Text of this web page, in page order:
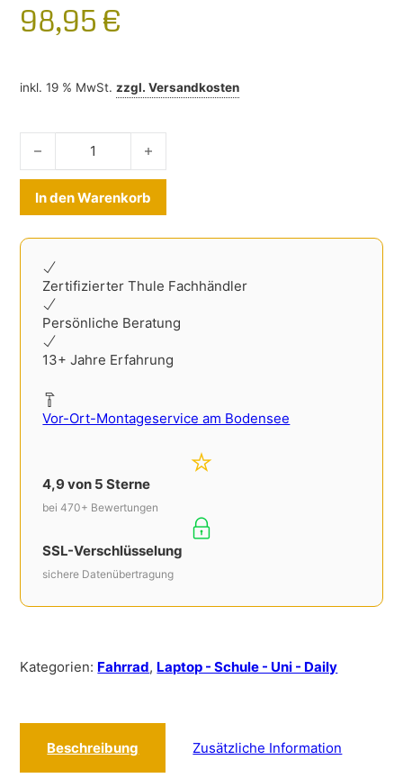
98,95 €
inkl. 19 % MwSt. zzgl.Versandkosten
Thule Paramount Pendlerrucksack oliv Menge
In den Warenkorb
Zertifizierter Thule Fachhändler
Persönliche Beratung
13+ Jahre Erfahrung
Vor-Ort-Montageservice am Bodensee
4,9 von 5 Sterne
bei 470+ Bewertungen
SSL-Verschlüsselung
sichere Datenübertragung
Kategorien: Fahrrad, Laptop - Schule - Uni - Daily
Beschreibung Zusätzliche Information